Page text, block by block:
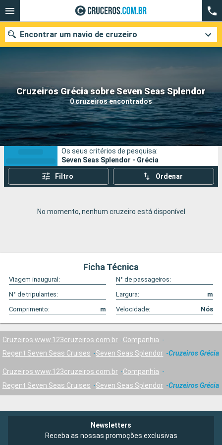
Cruzeiros Grécia sobre Seven Seas Splendor
0 cruzeiros encontrados
Encontrar um navio de cruzeiro
Quando ir?
Data de partida
Cidades Companhias
Pesquisar
Os seus critérios de pesquisa:
Seven Seas Splendor - Grécia
Filtro Ordenar
No momento, nenhum cruzeiro está disponível
Ficha Técnica
Viagem inaugural:
N° de passageiros:
N° de tripulantes:
Largura:
m
Comprimento:
m Velocidade: Nós
Cruzeiros www.123cruzeiros.com.br
Companhia
Regent Seven Seas Cruises
Seven Seas Splendor Cruzeiros Grécia
Cruzeiros www.123cruzeiros.com.br
Companhia
Regent Seven Seas Cruises
Seven Seas Splendor Cruzeiros Grécia
Newsletters
Receba as nossas promoções exclusivas